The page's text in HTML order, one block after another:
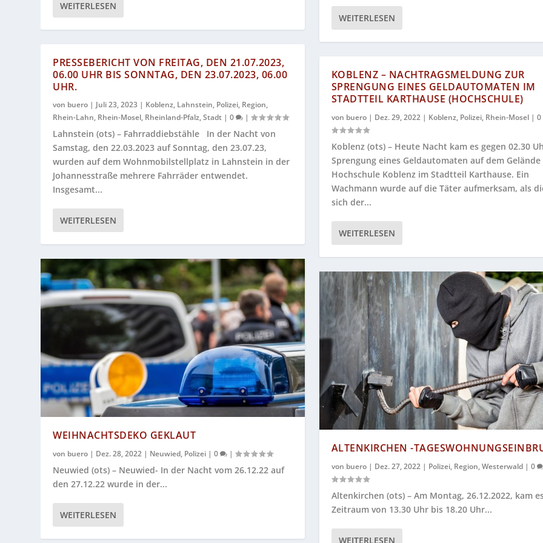
WEITERLESEN
PRESSEBERICHT VON FREITAG, DEN 21.07.2023,
06.00 UHR BIS SONNTAG, DEN 23.07.2023, 06.00
UHR.
von buero | Juli 23, 2023 | Koblenz, Lahnstein, Polizei, Region,
Rhein-Lahn, Rhein-Mosel, Rheinland-Pfalz,Stadt |0 |
Lahnstein (ots) – Fahrraddiebstähle In der Nacht von
Samstag, den 22.03.2023 auf Sonntag, den 23.07.23,
wurden auf dem Wohnmobilstellplatz in Lahnstein in der
Johannesstraße mehrere Fahrräder entwendet.
Insgesamt...
WEITERLESEN
WEIHNACHTSDEKO GEKLAUT
von buero | Dez. 28, 2022 | Neuwied, Polizei |0 |
Neuwied (ots) – Neuwied- In der Nacht vom 26.12.22 auf
den 27.12.22 wurde in der...
WEITERLESEN
WEITERLESEN
KOBLENZ – NACHTRAGSMELDUNG ZUR
SPRENGUNG EINES GELDAUTOMATEN IM
STADTTEIL KARTHAUSE (HOCHSCHULE)
von buero| Dez. 29, 2022| Koblenz, Polizei, Rhein-Mosel| 0
Koblenz (ots) – Heute Nacht kam es gegen 02.30
Sprengung eines Geldautomaten auf dem Gelände
Hochschule Koblenz im Stadtteil Karthause. Ein
Wachmann wurde auf die Täter aufmerksam, als
sich der...
WEITERLESEN
ALTENKIRCHEN -
von buero| Dez. 27, 2022| Polizei, Region,Westerwald| 0
Altenkirchen (ots) – Am Montag, 26.12.2022, kam
Zeitraum von 13.30 Uhr bis 18.20 Uhr...
WEITERLESEN